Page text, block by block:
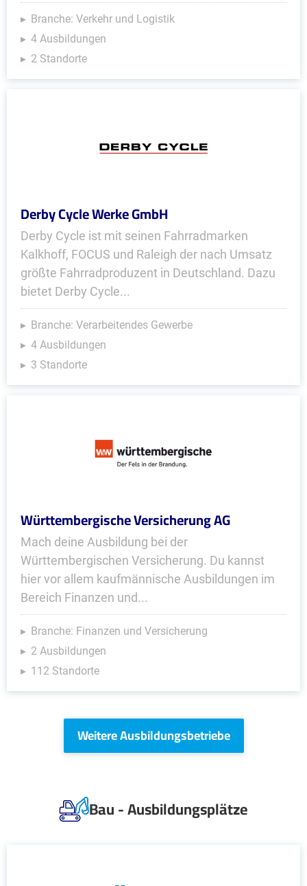
Branche: Verkehr und Logistik
4 Ausbildungen
2 Standorte
Derby Cycle Werke GmbH
Derby Cycle ist mit seinen Fahrradmarken
Kalkhoff, FOCUS und Raleigh der nach Umsatz
größte Fahrradproduzent in Deutschland. Dazu
bietet Derby Cycle...
Branche: Verarbeitendes Gewerbe
4 Ausbildungen
3 Standorte
Württembergische Versicherung AG
Mach deine Ausbildung bei der
Württembergischen Versicherung. Du kannst
hier vor allem kaufmännische Ausbildungen im
Bereich Finanzen und...
Branche: Finanzen und Versicherung
2 Ausbildungen
112 Standorte
Weitere Ausbildungsbetriebe
Bau - Ausbildungsplätze